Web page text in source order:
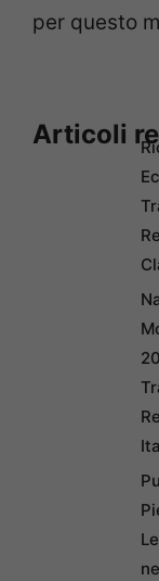
per questo
Articoli